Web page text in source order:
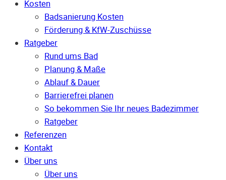
Kosten
Badsanierung Kosten
Förderung & KfW-Zuschüsse
Ratgeber
Rund ums Bad
Planung & Maße
Ablauf & Dauer
Barrierefrei planen
So bekommen Sie Ihr neues Badezimmer
Ratgeber
Referenzen
Kontakt
Über uns
Über uns